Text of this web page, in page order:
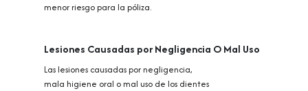
menor riesgo para la póliza.
Lesiones Causadas por Negligencia O Mal Uso
Las lesiones causadas por negligencia,
mala higiene oral o mal uso de los dientes